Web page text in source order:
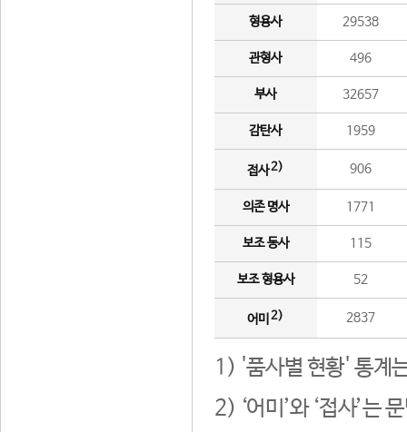
형용사 29538
관형사 496
부사 32657
감탄사 1959
접사2) 906
의존 명사 1771
보조 동사 115
보조 형용사 52
어미 2) 2837
1) '품사별 현황' 통계
2) ‘어미’와 ‘접사’는